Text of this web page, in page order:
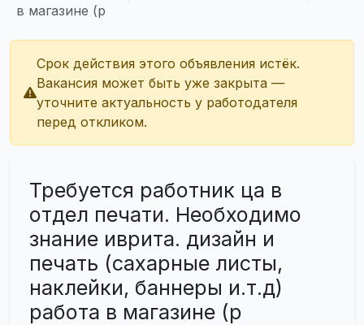
в магазине (р
Срок действия этого объявления истёк.
Вакансия может быть уже закрыта —
уточните актуальность у работодателя
перед откликом.
Требуется работник ца в
отдел печати. Необходимо
знание иврита. дизайн и
печать (сахарные листы,
наклейки, баннеры и.т.д)
работа в магазине (р